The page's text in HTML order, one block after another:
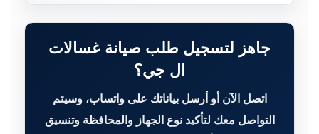
جاهز لتسجيل طلب صيانة غسالات
ال جي؟
اتصل الآن أو أرسل بياناتك على واتساب، وسيتم
التواصل معك لتأكيد نوع الجهاز والمحافظة وتنسيق